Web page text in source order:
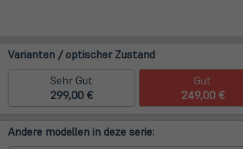
Varianten / optischer Zustand
Sehr Gut
299,00 €
Gut
249,00 €
Andere modellen in deze serie: